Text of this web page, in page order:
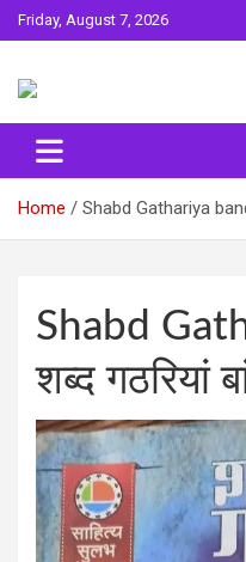
Skip
to
Friday, August 7, 2026
Surta
Home Shabd Gathariya
Shabd
शब्‍द गठरियां